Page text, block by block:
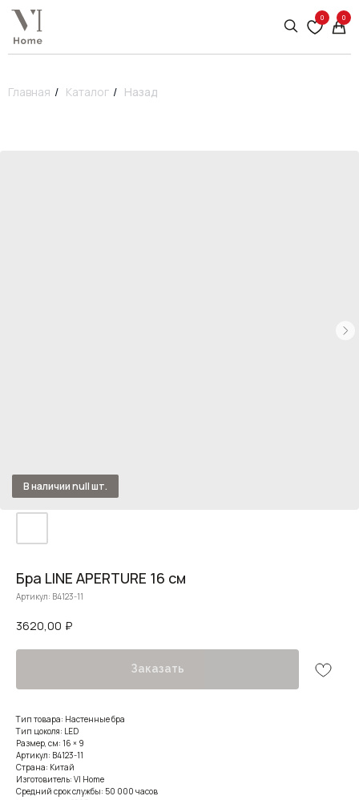
0 0
Главная / Каталог / Назад
Бра LINE APERTURE 16 см
Артикул: B4123-11
3620,00 ₽
Заказать
Тип товара: Настенные бра
Тип цоколя: LED
Размер, см: 16 × 9
Артикул: B4123-11
Страна: Китай
Изготовитель: VI Home
Средний срок службы: 50 000 часов